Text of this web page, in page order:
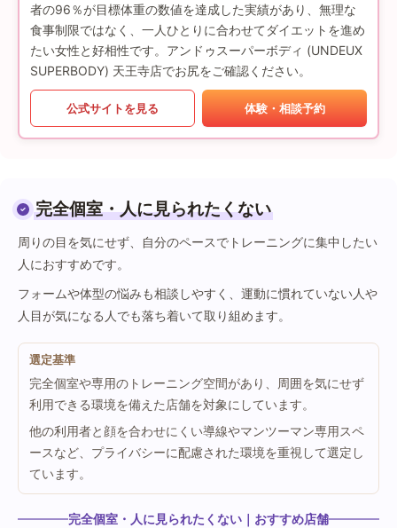
者の96％が目標体重の数値を達成した実績があり、無理な
食事制限ではなく、一人ひとりに合わせてダイエットを進め
たい女性と好相性です。アンドゥスーパーボディ (UNDEUX
SUPERBODY) 天王寺店でお尻をご確認ください。
公式サイトを見る 体験・相談予約
完全個室・人に見られたくない
周りの目を気にせず、自分のペースでトレーニングに集中したい
人におすすめです。
フォームや体型の悩みも相談しやすく、運動に慣れていない人や
人目が気になる人でも落ち着いて取り組めます。
選定基準
完全個室や専用のトレーニング空間があり、周囲を気にせず
利用できる環境を備えた店舗を対象にしています。
他の利用者と顔を合わせにくい導線やマンツーマン専用スペ
ースなど、プライバシーに配慮された環境を重視して選定し
ています。
完全個室・人に見られたくない｜おすすめ店舗